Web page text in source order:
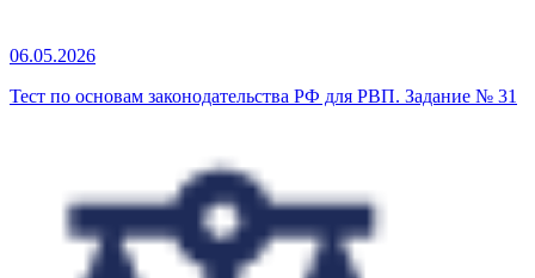
06.05.2026
Тест по основам законодательства РФ для РВП. Задание № 31